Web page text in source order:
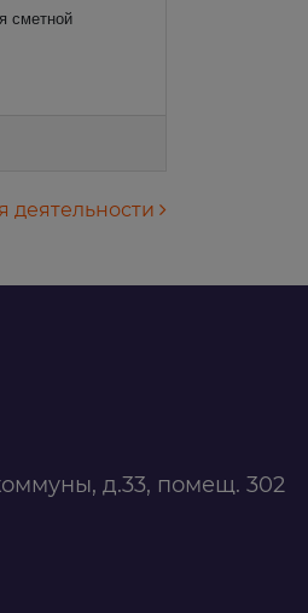
сметной
деятельности
д.33, помещ. 302